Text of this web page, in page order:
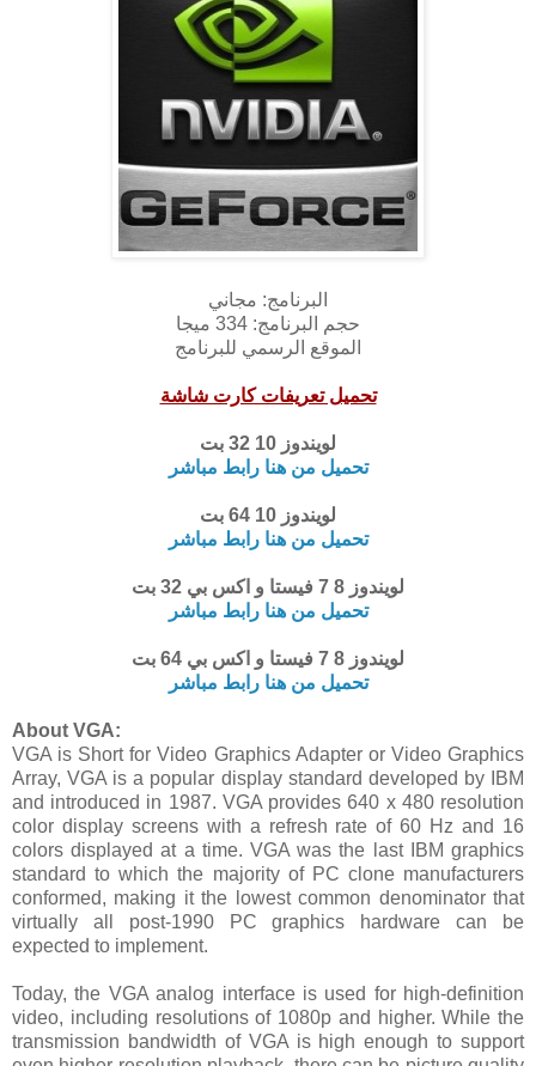
البرنامج: مجاني
حجم البرنامج: 334 ميجا
الموقع الرسمي للبرنامج
تحميل تعريفات كارت شاشة
لويندوز 10 32 بت
تحميل من هنا رابط مباشر
لويندوز 10 64 بت
تحميل من هنا رابط مباشر
لويندوز 8 7 فيستا و اكس بي 32 بت
تحميل من هنا رابط مباشر
لويندوز 8 7 فيستا و اكس بي 64 بت
تحميل من هنا رابط مباشر
About VGA:
VGA is Short for Video Graphics Adapter or Video Graphics
Array, VGA is a popular display standard developed by IBM
and introduced in 1987. VGA provides 640 x 480 resolution
color display screens with a refresh rate of 60 Hz and 16
colors displayed at a time. VGA was the last IBM graphics
standard to which the majority of PC clone manufacturers
conformed, making it the lowest common denominator that
virtually all post-1990 PC graphics hardware can be
expected to implement.
Today, the VGA analog interface is used for high-definition
video, including resolutions of 1080p and higher. While the
transmission bandwidth of VGA is high enough to support